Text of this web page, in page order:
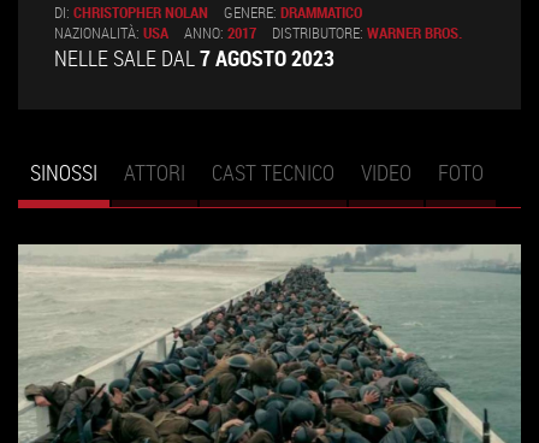
DI: CHRISTOPHER NOLAN GENERE: DRAMMATICO
NAZIONALITÀ: USA ANNO: 2017 DISTRIBUTORE: WARNER BROS.
NELLE SALE DAL7 AGOSTO 2023
Schede primarie
SINOSSI (SCHEDA
ATTIVA)
ATTORI CAST TECNICO VIDEO FOTO